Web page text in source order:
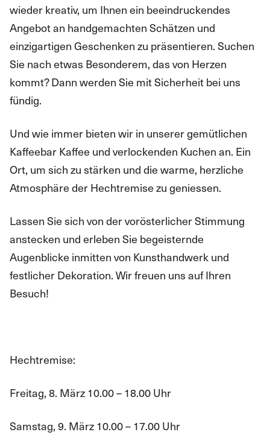
wieder kreativ, um Ihnen ein beeindruckendes
Angebot an handgemachten Schätzen und
einzigartigen Geschenken zu präsentieren. Suchen
Sie nach etwas Besonderem, das von Herzen
kommt? Dann werden Sie mit Sicherheit bei uns
fündig.
Und wie immer bieten wir in unserer gemütlichen
Kaffeebar Kaffee und verlockenden Kuchen an. Ein
Ort, um sich zu stärken und die warme, herzliche
Atmosphäre der Hechtremise zu geniessen.
Lassen Sie sich von der vorösterlicher Stimmung
anstecken und erleben Sie begeisternde
Augenblicke inmitten von Kunsthandwerk und
festlicher Dekoration. Wir freuen uns auf Ihren
Besuch!
Hechtremise:
Freitag, 8. März 10.00 – 18.00 Uhr
Samstag, 9. März 10.00 – 17.00 Uhr